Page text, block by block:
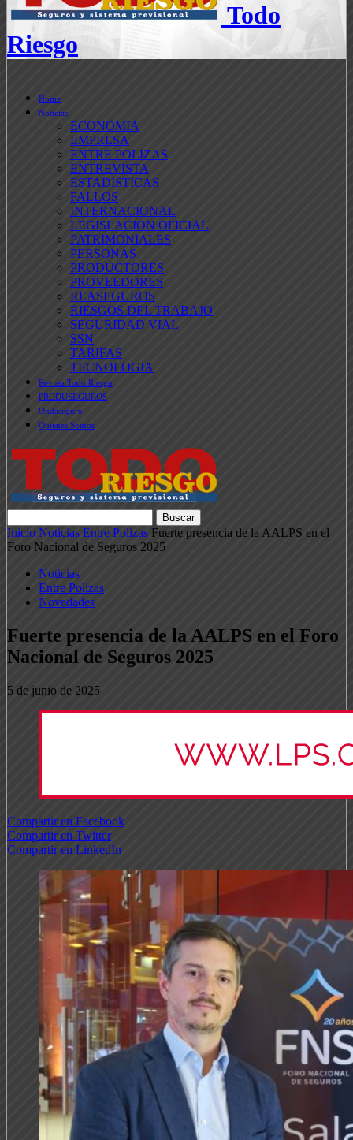
Todo
Riesgo
Home
Noticias
ECONOMIA
EMPRESA
ENTRE POLIZAS
ENTREVISTA
ESTADISTICAS
FALLOS
INTERNACIONAL
LEGISLACION OFICIAL
PATRIMONIALES
PERSONAS
PRODUCTORES
PROVEEDORES
REASEGUROS
RIESGOS DEL TRABAJO
SEGURIDAD VIAL
SSN
TARIFAS
TECNOLOGIA
Revista Todo Riesgo
PRODUSEGUROS
Ondaseguro
Quienes Somos
Inicio Noticias Entre Polizas Fuerte presencia de la AALPS en el
Foro Nacional de Seguros 2025
Noticias
Entre Polizas
Novedades
Fuerte presencia de la AALPS en el Foro
Nacional de Seguros 2025
5 de junio de 2025
Compartir en Facebook
Compartir en Twitter
Compartir en LinkedIn